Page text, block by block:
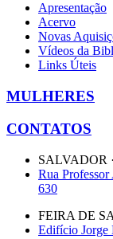
Apresentação
Acervo
Novas
Vídeos da
Links Úteis
MULHERES
CONTATOS
SALVADOR
Rua
630
FEIRA DE
Edifício Jorge